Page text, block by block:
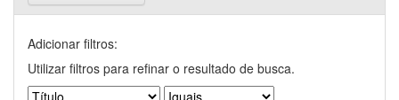
Adicionar filtros:
Utilizar filtros para refinar o resultado de busca.